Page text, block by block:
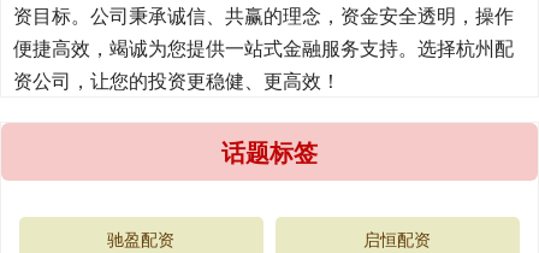
资目标。公司秉承诚信、共赢的理念，资金安全透明，操作
便捷高效，竭诚为您提供一站式金融服务支持。选择杭州配
资公司，让您的投资更稳健、更高效！
话题标签
驰盈配资 启恒配资